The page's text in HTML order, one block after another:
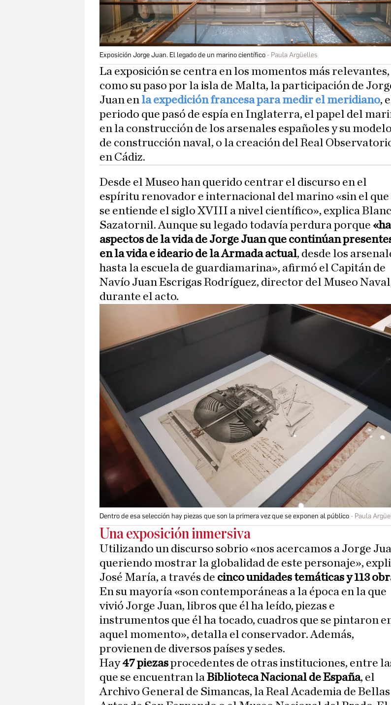
Exposición Jorge Juan. El legado de un marino científico Paula Argüelles
La exposición se centra en los momentos más relevantes,
como su paso por la isla de Malta, la participación de
Juan en la expedición francesa para medir el meridiano,
periodo que pasó de espía en Inglaterra, el papel del
en la construcción de los arsenales españoles y su modelo
de construcción naval, o la creación del Real
en Cádiz.
Desde el Museo han querido centrar el discurso en el
espíritu renovador e internacional del marino «sin el que
se entiende el siglo XVIII a nivel científico», explica
Sazatornil. Aunque su legado todavía perdura porque
aspectos de la vida de Jorge Juan que continúan
en la vida e ideario de la Armada actual, desde los
hasta la escuela de guardiamarina», afirmó el Capitán de
Navío Juan Escrigas Rodríguez, director del Museo
durante el acto.
Dentro de esa selección hay piezas que son la primera vez que se exponen al público Paula
Una exposición inmersiva
Utilizando un discurso sobrio «nos acercamos a Jorge
queriendo mostrar la globalidad de este personaje»,
José María, a través de cinco unidades temáticas y 113
En su mayoría «son contemporáneas a la época en la que
vivió Jorge Juan, libros que él ha leído, piezas e
instrumentos que él ha tocado, cuadros que se pintaron
aquel momento», detalla el conservador. Además,
provienen de diversos países y sedes.
Hay47 piezasprocedentes de otras instituciones, entre
que se encuentran laBiblioteca Nacional de España, el
Archivo General de Simancas, la Real Academia de Bellas